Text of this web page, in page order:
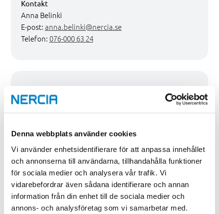
Denna webbplats använder cookies
Vi använder enhetsidentifierare för att anpassa innehållet
och annonserna till användarna, tillhandahålla funktioner
för sociala medier och analysera vår trafik. Vi
vidarebefordrar även sådana identifierare och annan
information från din enhet till de sociala medier och
annons- och analysföretag som vi samarbetar med.
Kontakt
Anna Belinki
E-post:anna.belinki@nercia.se
Telefon: 076-000 63 24
Vill du veta mer?
Skicka in en intresseanmälan så skickar vi dig all info
dig även personligen och finns med som stöd genom
hela ansökningsprocessen.
Namn*
Förnamn